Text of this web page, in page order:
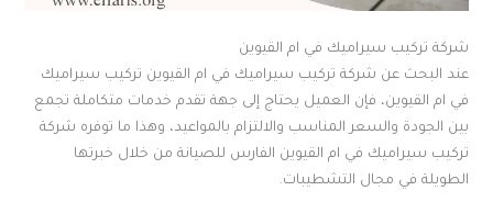
شركة تركيب سيراميك في ام القيوين
عند البحث عن شركة تركيب سيراميك في ام القيوين تركيب سيراميك
في ام القيوين، فإن العميل يحتاج إلى جهة تقدم خدمات متكاملة تجمع
بين الجودة والسعر المناسب والالتزام بالمواعيد، وهذا ما توفره شركة
تركيب سيراميك في ام القيوين الفارس للصيانة من خلال خبرتها
الطويلة في مجال التشطيبات.